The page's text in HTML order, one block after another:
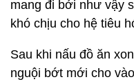
mang đi bởi như vậy
khó chịu cho hệ tiêu
Sau khi nấu đồ ăn
nguội bớt mới cho